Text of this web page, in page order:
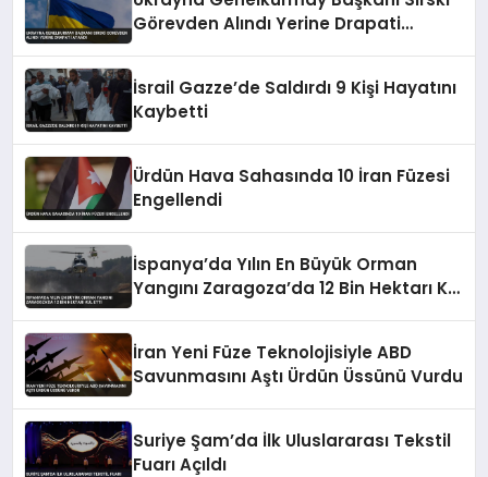
Görevden Alındı Yerine Drapati
İsrail Gazze’de Saldırdı 9 Kişi Hayatını
Kaybetti
Ürdün Hava Sahasında 10 İran Füzesi
Engellendi
İspanya’da Yılın En Büyük Orman
Yangını Zaragoza’da 12 Bin Hektarı Kül
İran Yeni Füze Teknolojisiyle ABD
Savunmasını Aştı Ürdün Üssünü Vurdu
Suriye Şam’da İlk Uluslararası Tekstil
Fuarı Açıldı